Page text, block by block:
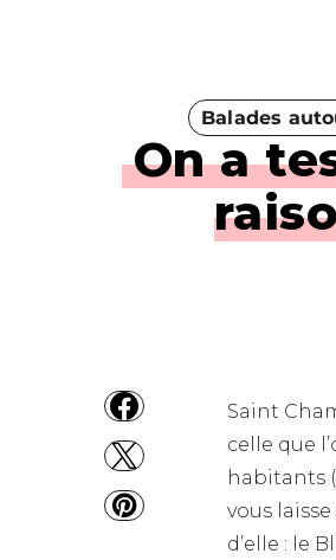
Balades
On a
Saint
celle que
habitants
vous
d’elle : le